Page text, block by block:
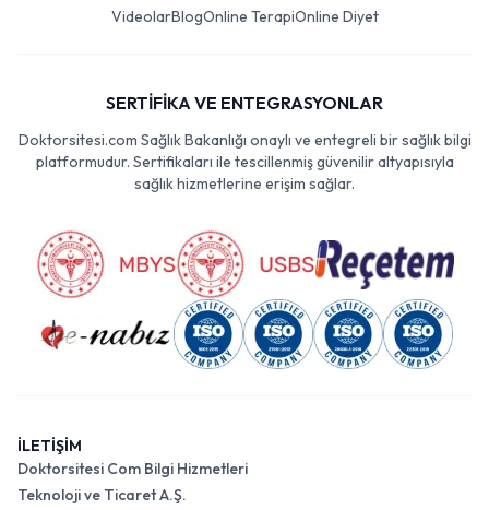
VideolarBlogOnline TerapiOnline Diyet
SERTİFİKA VE ENTEGRASYONLAR
Doktorsitesi.com Sağlık Bakanlığı onaylı ve entegreli bir sağlık bilgi
platformudur. Sertifikaları ile tescillenmiş güvenilir altyapısıyla
sağlık hizmetlerine erişim sağlar.
İLETİŞİM
Doktorsitesi Com Bilgi Hizmetleri
Teknoloji ve Ticaret A.Ş.